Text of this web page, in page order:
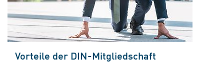
Vorteile der DIN-Mitgliedschaft